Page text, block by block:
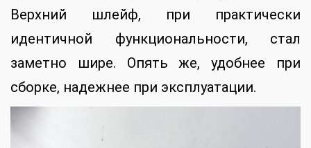
Верхний шлейф, при практически
идентичной функциональности, стал
заметно шире. Опять же, удобнее при
сборке, надежнее при эксплуатации.